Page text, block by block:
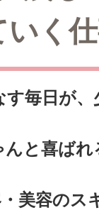
く
す毎日が
んと喜ば
・美容の